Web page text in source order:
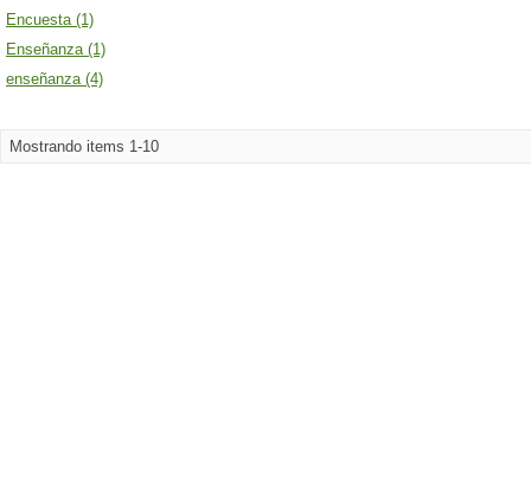
Encuesta (1)
Enseñanza (1)
enseñanza (4)
Mostrando items 1-10